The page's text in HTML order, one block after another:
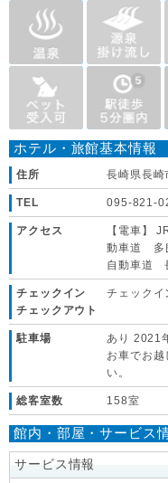
ホテル・旅館基本情報
住所 長崎県長崎
TEL 095-821-
アクセス
【電車】
動車道 多
自動車道
チェックイン
チェックアウト
チェック
駐車場
あり 2021
お車でお
い。
総客室数 158室
館内・部屋・サービス
サービス情報